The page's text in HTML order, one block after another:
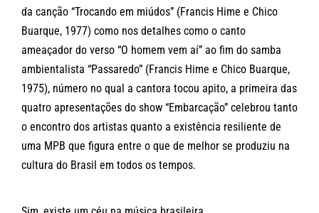
da canção “Trocando em miúdos” (Francis Hime e Chico
Buarque, 1977) como nos detalhes como o canto
ameaçador do verso “O homem vem aí” ao fim do samba
ambientalista “Passaredo” (Francis Hime e Chico Buarque,
1975), número no qual a cantora tocou apito, a primeira das
quatro apresentações do show “Embarcação” celebrou tanto
o encontro dos artistas quanto a existência resiliente de
uma MPB que figura entre o que de melhor se produziu na
cultura do Brasil em todos os tempos.